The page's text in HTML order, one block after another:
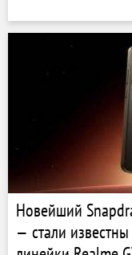
Новейший
— стали